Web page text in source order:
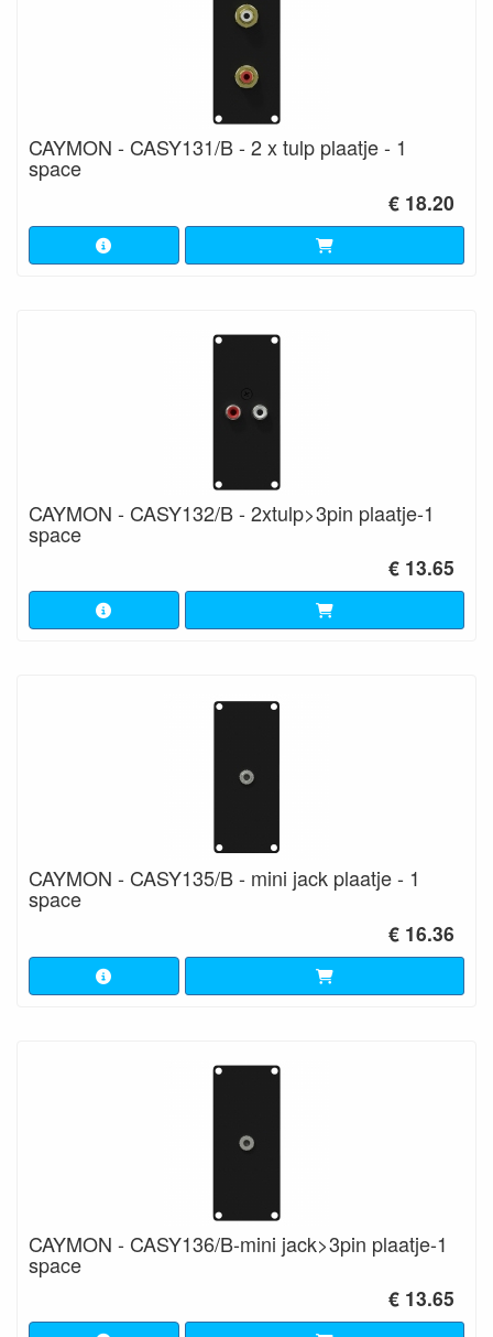
CAYMON - CASY131/B - 2 x tulp plaatje - 1
space
€ 18.20
CAYMON - CASY132/B - 2xtulp>3pin plaatje-1
space
€ 13.65
CAYMON - CASY135/B - mini jack plaatje - 1
space
€ 16.36
CAYMON - CASY136/B-mini jack>3pin plaatje-1
space
€ 13.65